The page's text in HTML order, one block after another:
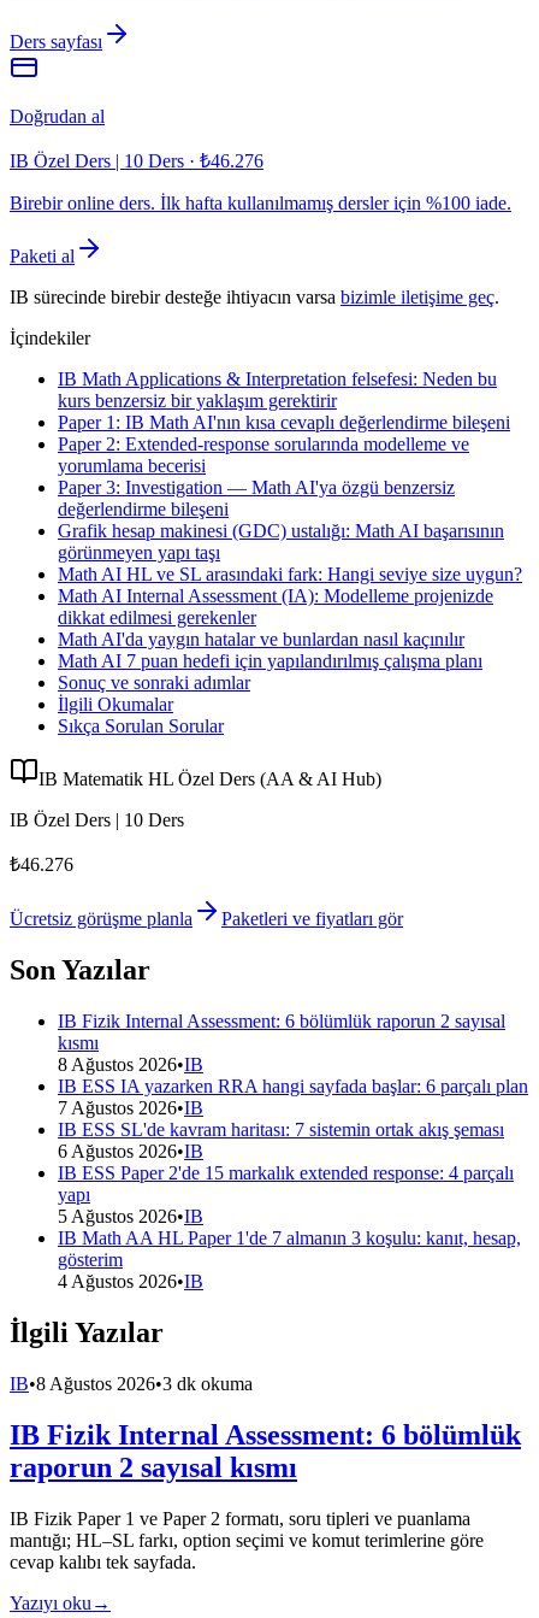
Ders sayfası
Doğrudan al
IB Özel Ders | 10 Ders · ₺46.276
Birebir online ders. İlk hafta kullanılmamış dersler için %100 iade.
Paketi al
IB sürecinde birebir desteğe ihtiyacın varsa bizimle iletişime geç.
İçindekiler
IB Math Applications & Interpretation felsefesi: Neden bu
kurs benzersiz bir yaklaşım gerektirir
Paper 1: IB Math AI'nın kısa cevaplı değerlendirme bileşeni
Paper 2: Extended-response sorularında modelleme ve
yorumlama becerisi
Paper 3: Investigation — Math AI'ya özgü benzersiz
değerlendirme bileşeni
Grafik hesap makinesi (GDC) ustalığı: Math AI başarısının
görünmeyen yapı taşı
Math AI HL ve SL arasındaki fark: Hangi seviye size uygun?
Math AI Internal Assessment (IA): Modelleme projenizde
dikkat edilmesi gerekenler
Math AI'da yaygın hatalar ve bunlardan nasıl kaçınılır
Math AI 7 puan hedefi için yapılandırılmış çalışma planı
Sonuç ve sonraki adımlar
İlgili Okumalar
Sıkça Sorulan Sorular
IB Matematik HL Özel Ders (AA & AI Hub)
IB Özel Ders | 10 Ders
₺46.276
Ücretsiz görüşme planla Paketleri ve fiyatları gör
Son Yazılar
IB Fizik Internal Assessment: 6 bölümlük raporun 2 sayısal
kısmı
8 Ağustos 2026•IB
IB ESS IA yazarken RRA hangi sayfada başlar: 6 parçalı plan
7 Ağustos 2026•IB
IB ESS SL'de kavram haritası: 7 sistemin ortak akış şeması
6 Ağustos 2026•IB
IB ESS Paper 2'de 15 markalık extended response: 4 parçalı
yapı
5 Ağustos 2026•IB
IB Math AA HL Paper 1'de 7 almanın 3 koşulu: kanıt, hesap,
gösterim
4 Ağustos 2026•IB
İlgili Yazılar
IB•8 Ağustos 2026•3 dk okuma
IB Fizik Internal Assessment: 6 bölümlük
raporun 2 sayısal kısmı
IB Fizik Paper 1 ve Paper 2 formatı, soru tipleri ve puanlama
mantığı; HL–SL farkı, option seçimi ve komut terimlerine göre
cevap kalıbı tek sayfada.
Yazıyı oku →